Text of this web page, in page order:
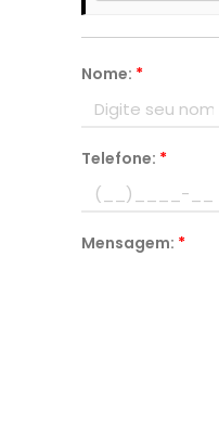
Nome: *
Telefone: *
Mensagem: *